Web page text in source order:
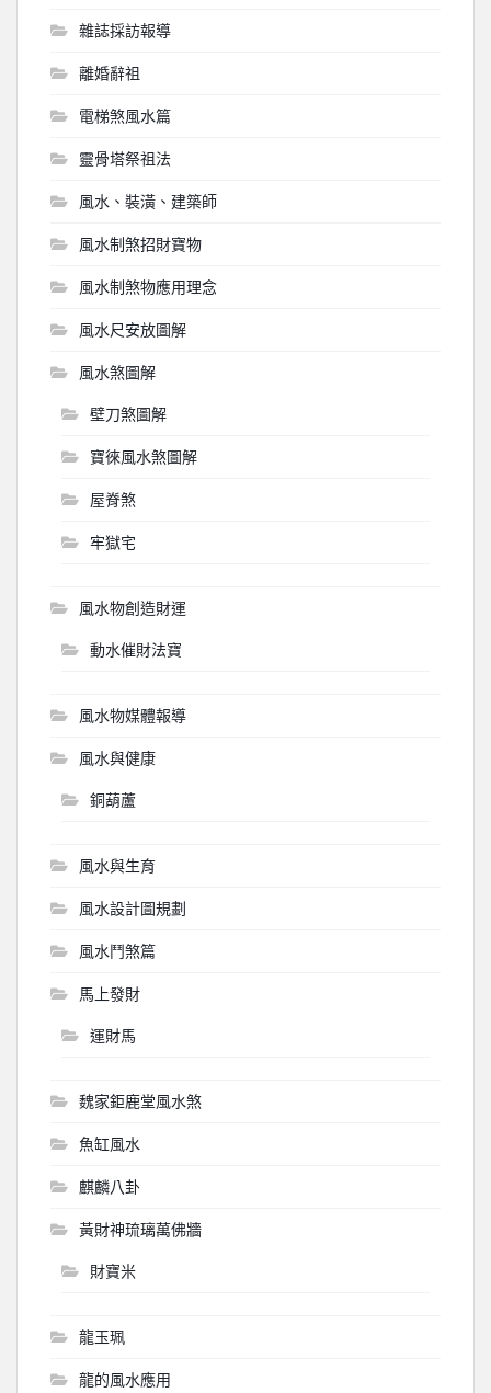
雜誌採訪報導
離婚辭祖
電梯煞風水篇
靈骨塔祭祖法
風水、裝潢、建築師
風水制煞招財寶物
風水制煞物應用理念
風水尺安放圖解
風水煞圖解
壁刀煞圖解
寶徠風水煞圖解
屋脊煞
牢獄宅
風水物創造財運
動水催財法寶
風水物媒體報導
風水與健康
銅葫蘆
風水與生育
風水設計圖規劃
風水鬥煞篇
馬上發財
運財馬
魏家鉅鹿堂風水煞
魚缸風水
麒麟八卦
黃財神琉璃萬佛牆
財寶米
龍玉珮
龍的風水應用